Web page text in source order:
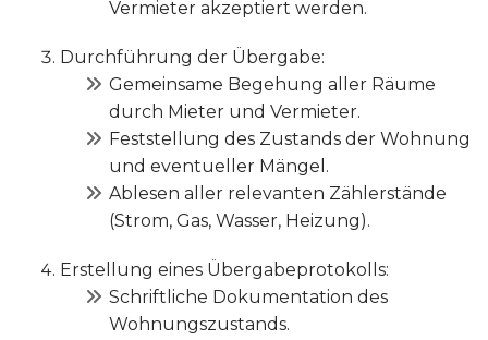
Vermieter akzeptiert werden.
Durchführung der Übergabe:
Gemeinsame Begehung aller Räume
durch Mieter und Vermieter.
Feststellung des Zustands der Wohnung
und eventueller Mängel.
Ablesen aller relevanten Zählerstände
(Strom, Gas, Wasser, Heizung).
Erstellung eines Übergabeprotokolls:
Schriftliche Dokumentation des
Wohnungszustands.